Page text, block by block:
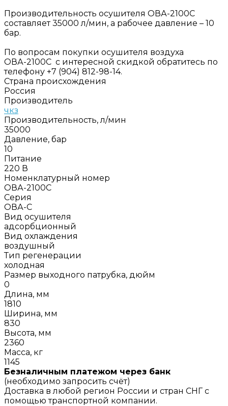
Производительность осушителя ОВА-2100С
составляет 35000 л/мин, а рабочее давление – 10
бар.
По вопросам покупки осушителя воздуха
ОВА-2100С с интересной скидкой обратитесь по
телефону +7 (904) 812-98-14.
Страна происхождения
Россия
Производитель
чкз
Производительность, л/мин
35000
Давление, бар
10
Питание
220 В
Номенклатурный номер
ОВА-2100С
Серия
ОВА-С
Вид осушителя
адсорбционный
Вид охлаждения
воздушный
Тип регенерации
холодная
Размер выходного патрубка, дюйм
0
Длина, мм
1810
Ширина, мм
830
Высота, мм
2360
Масса, кг
1145
Безналичным платежом через банк
(необходимо запросить счёт)
Доставка в любой регион России и стран СНГ с
помощью транспортной компании.